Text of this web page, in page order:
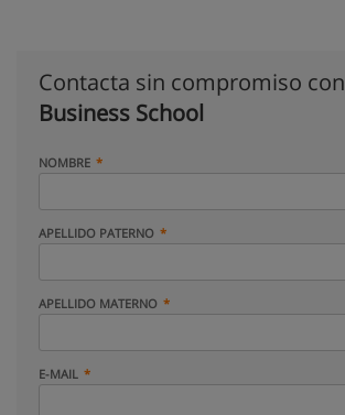
Contacta sin compromiso con
Business School
NOMBRE
APELLIDO PATERNO
APELLIDO MATERNO
E-MAIL